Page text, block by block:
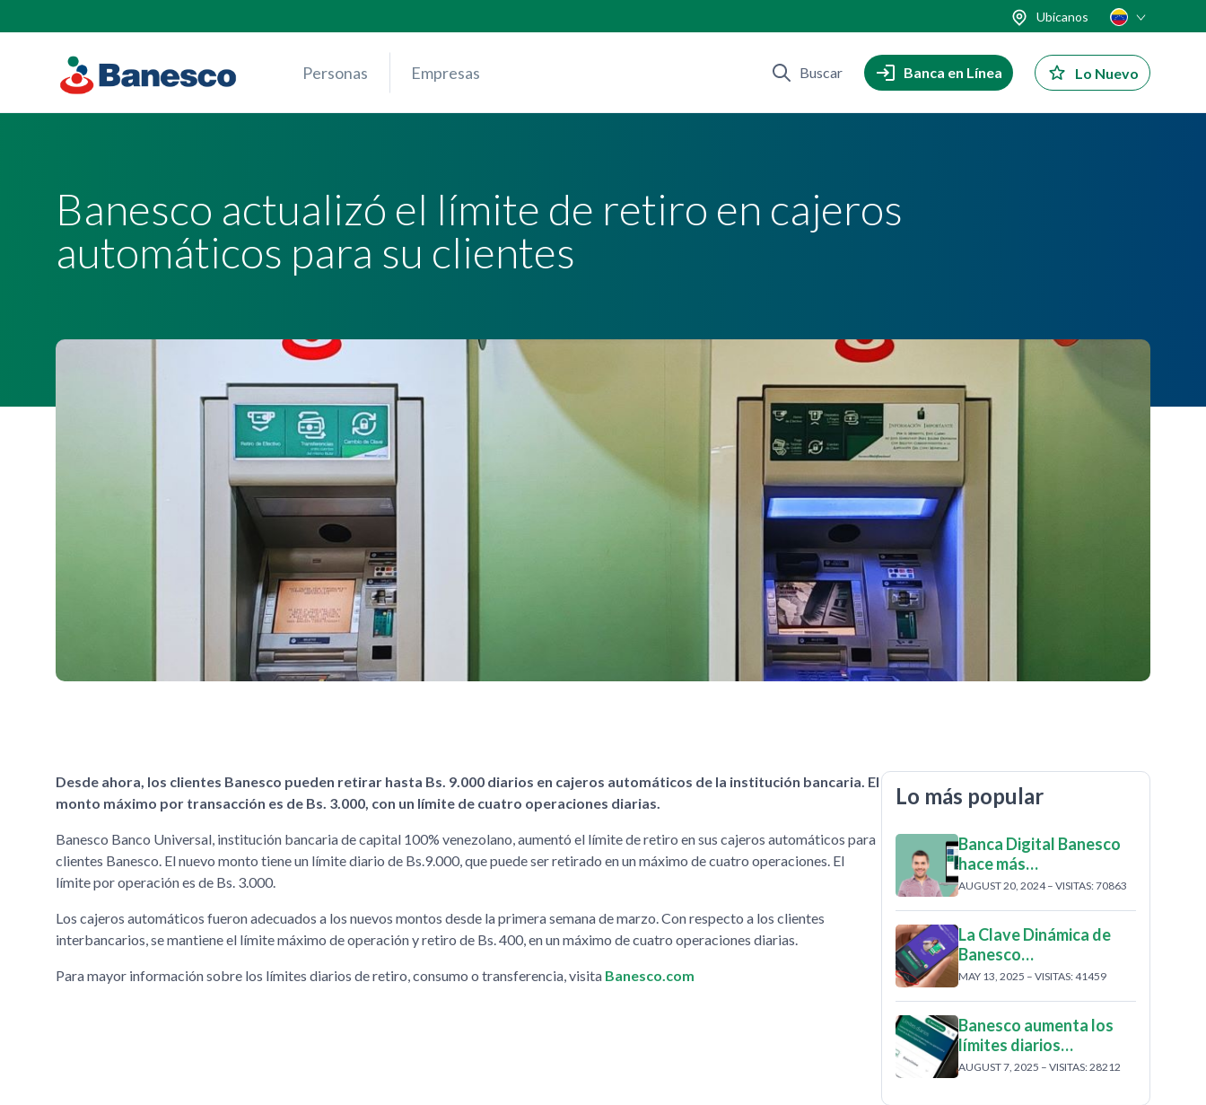
content
Ubícanos
Personas Empresas Buscar Banca en Línea Lo Nuevo
Banesco actualizó el límite de retiro en cajeros
automáticos para su clientes
Desde ahora, los clientes Banesco pueden retirar hasta Bs. 9.000 diarios en cajeros automáticos de la institución bancaria. El
monto máximo por transacción es de Bs. 3.000, con un límite de cuatro operaciones diarias.
Banesco Banco Universal, institución bancaria de capital 100% venezolano, aumentó el límite de retiro en sus cajeros automáticos para
clientes Banesco. El nuevo monto tiene un límite diario de Bs.9.000, que puede ser retirado en un máximo de cuatro operaciones. El
límite por operación es de Bs. 3.000.
Los cajeros automáticos fueron adecuados a los nuevos montos desde la primera semana de marzo. Con respecto a los clientes
interbancarios, se mantiene el límite máximo de operación y retiro de Bs. 400, en un máximo de cuatro operaciones diarias.
Para mayor información sobre los límites diarios de retiro, consumo o transferencia, visita Banesco.com
Lo más popular
Banca Digital Banesco
hace más…
AUGUST 20, 2024 – VISITAS: 70863
La Clave Dinámica de
Banesco…
MAY 13, 2025 – VISITAS: 41459
Banesco aumenta los
límites diarios…
AUGUST 7, 2025 – VISITAS: 28212